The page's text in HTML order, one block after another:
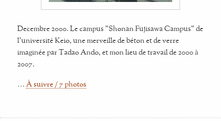
Decembre 2000. Le campus "Shonan Fujisawa Campus" de
l'université Keio, une merveille de béton et de verre
imaginée par Tadao Ando, et mon lieu de travail de 2000 à
2007.
… À suivre / 7 photos